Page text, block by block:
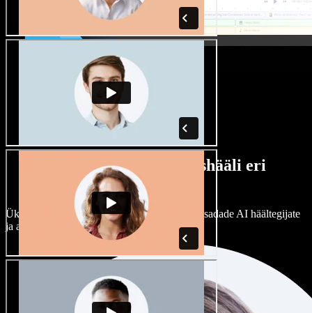
Lai valik mees- ja naishääli eri
aktsentidega
Ükski projekt ei pea kõlama ühtemoodi. Vali sadade AI häältegijate
ja aktsentide hulgast ning kohanda neid.